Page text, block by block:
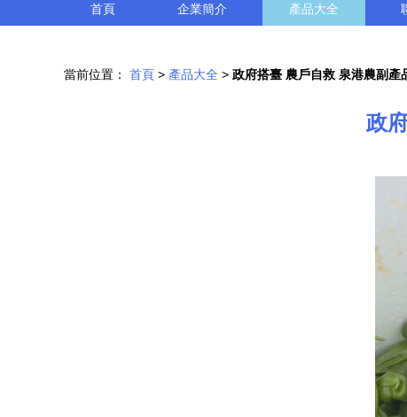
首頁 企業簡介 產品大全
當前位置： 首頁 > 產品大全 > 政府搭臺 農戶自救 泉港農副產
政